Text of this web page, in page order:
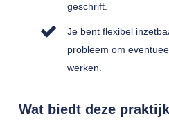
geschrift.
Je bent flexibel
probleem om
werken.
Wat biedt deze